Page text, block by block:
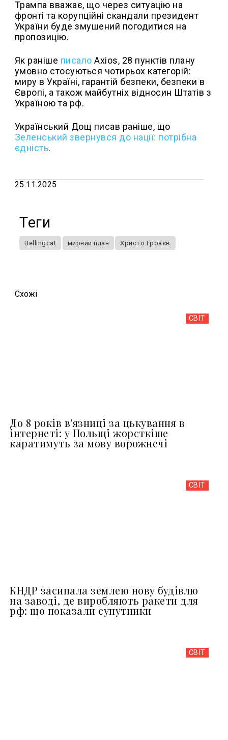
Трампа вважає, що через ситуацію на
фронті та корупційні скандали президент
України буде змушений погодитися на
пропозицію.
Як раніше писало Axios, 28 пунктів плану
умовно стосуються чотирьох категорій:
миру в Україні, гарантій безпеки, безпеки в
Європі, а також майбутніх відносин Штатів з
Україною та рф.
Український Дощ писав раніше, що
Зеленський звернувся до нації: потрібна
єдність.
25.11.2025
Теги
Bellingcat мирний план Христо Грозєв
Схожi
СВІТ
До 8 років в'язниці за цькування в
інтернеті: у Польщі жорсткіше
каратимуть за мову ворожнечі
СВІТ
КНДР засипала землею нову будівлю
на заводі, де виробляють ракети для
рф: що показали супутники
СВІТ